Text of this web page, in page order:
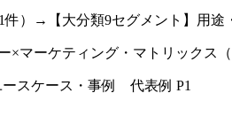
）→【大分類9セグメント】用途
マーケティング・マトリックス
スケース・事例 代表例 P1